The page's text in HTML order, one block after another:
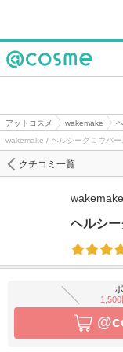
アットコスメ wakemake
wakemake / ヘルシーグロウバー
クチコミ一覧
wakemake
ヘルシ